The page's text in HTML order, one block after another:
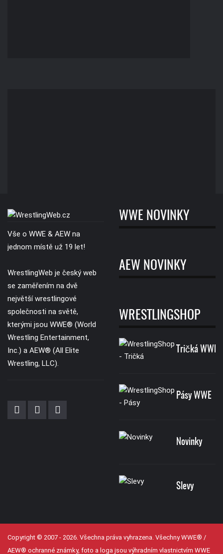
Vše o WWE & AEW na
jednom místě už 19 let!
WrestlingWeb je český web
se zaměřením na dvě
největší wrestlingové
společnosti na světě,
kterými jsou WWE® (World
Wrestling Entertainment,
Inc.) a AEW® (All Elite
Wrestling, LLC).
WWE NOVINKY
AEW NOVINKY
WRESTLINGSHOP
Tričká WWE
Pásy WWE
Novinky
Slevy
Copyright © 2007 - 2026. Všechna práva vyhrazena. Všechny WWE® /
AEW® ochranné známky, foto a loga jsou výhradním vlastnictvím WWE